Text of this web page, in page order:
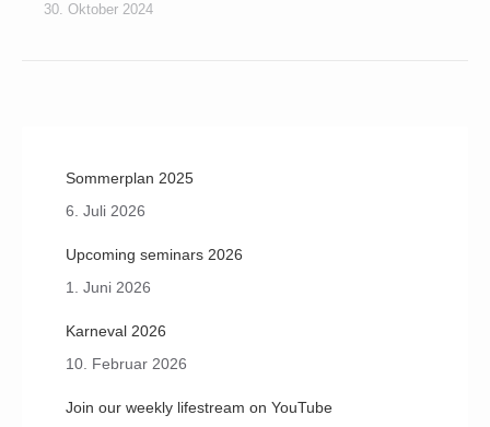
30. Oktober 2024
Sommerplan 2025
6. Juli 2026
Upcoming seminars 2026
1. Juni 2026
Karneval 2026
10. Februar 2026
Join our weekly lifestream on YouTube